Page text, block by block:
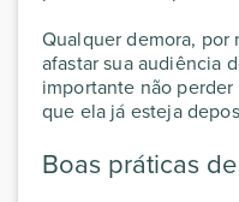
Qualquer demora, por
afastar sua audiência
importante não
que ela já esteja
Boas práticas